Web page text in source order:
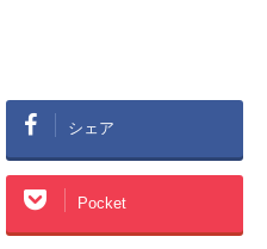
シェア
Pocket